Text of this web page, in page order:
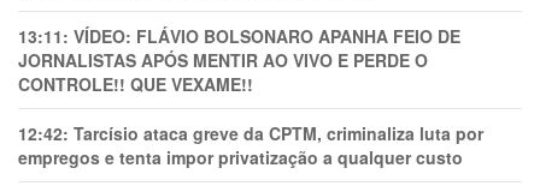
13:11: VÍDEO: FLÁVIO BOLSONARO APANHA FEIO DE
JORNALISTAS APÓS MENTIR AO VIVO E PERDE O
CONTROLE!! QUE VEXAME!!
12:42: Tarcísio ataca greve da CPTM, criminaliza luta por
empregos e tenta impor privatização a qualquer custo